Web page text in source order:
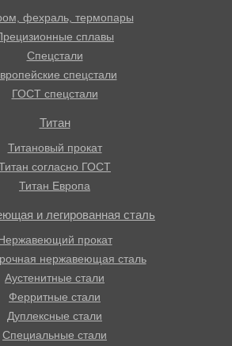
фехраль, термопары
сплавы
Спецстали
спецстали
ГОСТ спецстали
Титан
Титановый прокат
согласно ГОСТ
Титан Европа
и легированная сталь
прокат
нержавеющая сталь
Аустенитные стали
Ферритные стали
Дуплексные стали
Специальные стали